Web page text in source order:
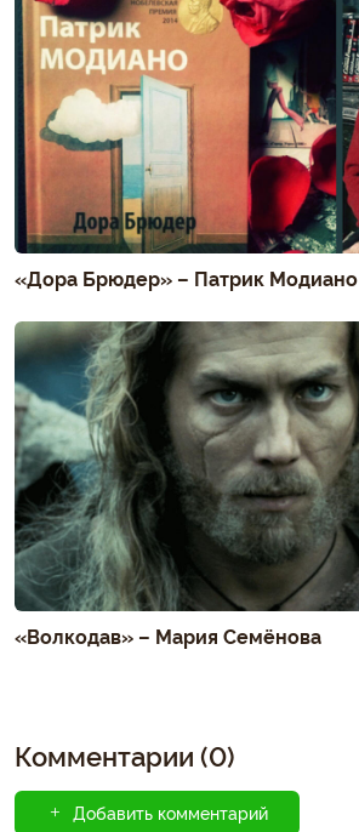
«Дора Брюдер» – Патрик Модиано
«Волкодав» – Мария Семёнова
Комментарии (0)
Добавить комментарий